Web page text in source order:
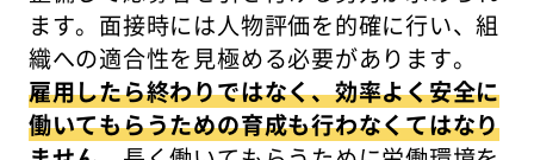
ます。面接時には人物評価を的確に行い、組
織への適合性を見極める必要があります。
雇用したら終わりではなく、効率よく安全に
働いてもらうための育成も行わなくてはなり